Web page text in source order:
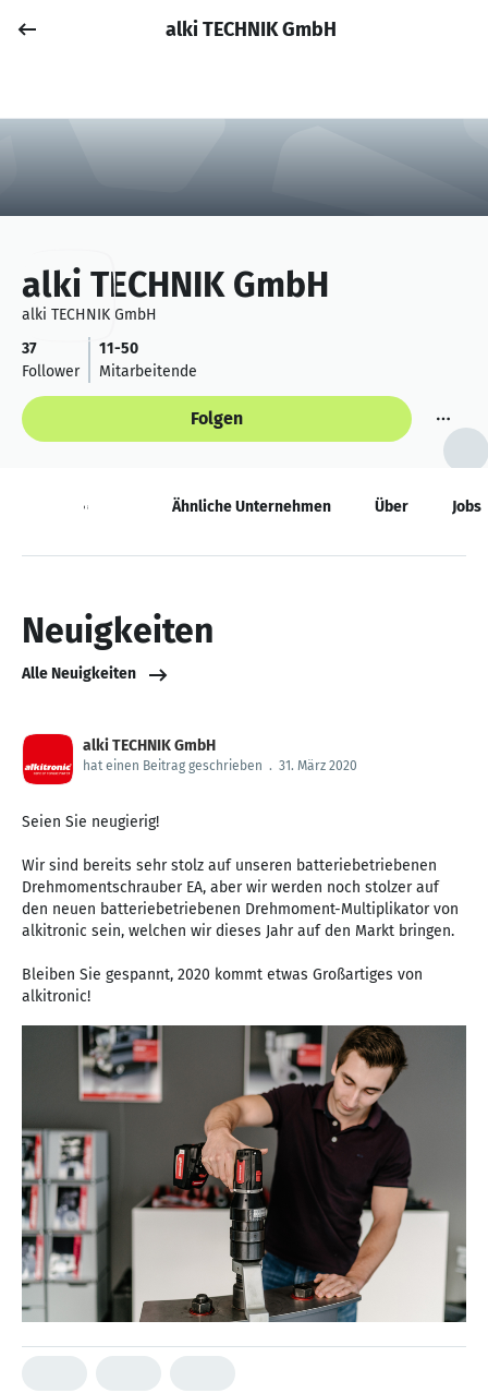
Anmelden
alki TECHNIK GmbH
alki TECHNIK GmbH
alki TECHNIK GmbH
37
Follower
11-50
Mitarbeitende
Folgen
Neuigkeiten Ähnliche Unternehmen Über Jobs
Neuigkeiten
Alle Neuigkeiten
alki TECHNIK GmbH
hat einen Beitrag geschrieben . 31. März 2020
Seien Sie neugierig!
Wir sind bereits sehr stolz auf unseren batteriebetriebenen
Drehmomentschrauber EA, aber wir werden noch stolzer auf
den neuen batteriebetriebenen Drehmoment-Multiplikator von
alkitronic sein, welchen wir dieses Jahr auf den Markt bringen.
Bleiben Sie gespannt, 2020 kommt etwas Großartiges von